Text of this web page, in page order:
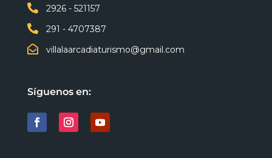

2926 - 521157

291 - 4707387

villalaarcadiaturismo@gmail.com
Síguenos en: